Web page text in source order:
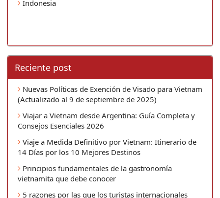
Indonesia
Reciente post
Nuevas Políticas de Exención de Visado para Vietnam
(Actualizado al 9 de septiembre de 2025)
Viajar a Vietnam desde Argentina: Guía Completa y
Consejos Esenciales 2026
Viaje a Medida Definitivo por Vietnam: Itinerario de
14 Días por los 10 Mejores Destinos
Principios fundamentales de la gastronomía
vietnamita que debe conocer
5 razones por las que los turistas internacionales